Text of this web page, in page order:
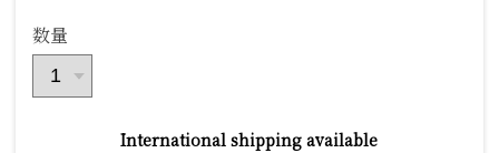
数量
International shipping available